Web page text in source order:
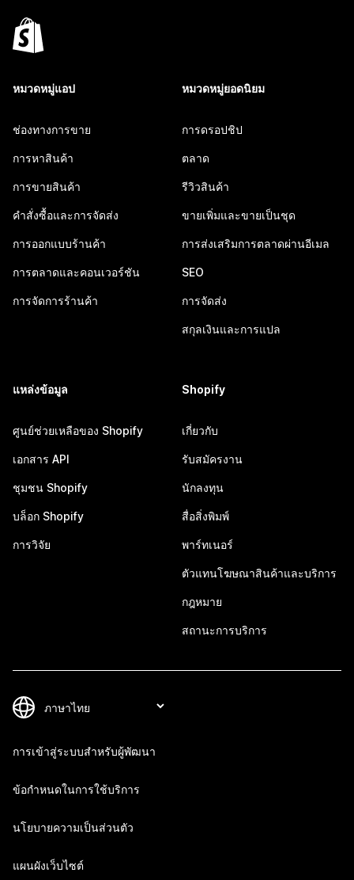
หมวดหมู่แอป
ช่องทางการขาย
การหาสินค้า
การขายสินค้า
คำสั่งซื้อและการจัดส่ง
การออกแบบร้านค้า
การตลาดและคอนเวอร์ชัน
การจัดการร้านค้า
หมวดหมู่ยอดนิยม
การดรอปชิป
ตลาด
รีวิวสินค้า
ขายเพิ่มและขายเป็นชุด
การส่งเสริมการตลาดผ่านอีเมล
SEO
การจัดส่ง
สกุลเงินและการแปล
แหล่งข้อมูล
ศูนย์ช่วยเหลือของ Shopify
เอกสาร API
ชุมชน Shopify
บล็อก Shopify
การวิจัย
Shopify
เกี่ยวกับ
รับสมัครงาน
นักลงทุน
สื่อสิ่งพิมพ์
พาร์ทเนอร์
ตัวแทนโฆษณาสินค้าและบริการ
กฎหมาย
สถานะการบริการ
การเข้าสู่ระบบสำหรับผู้พัฒนา
ข้อกำหนดในการใช้บริการ
นโยบายความเป็นส่วนตัว
แผนผังเว็บไซต์